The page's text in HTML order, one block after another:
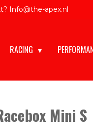
Info@the-apex.nl
RACING
Mini S